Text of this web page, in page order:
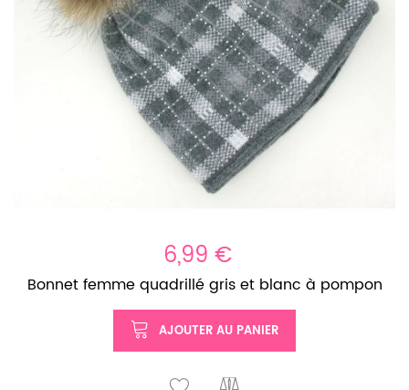
6,99 €
Bonnet femme quadrillé gris et blanc à pompon
AJOUTER AU PANIER